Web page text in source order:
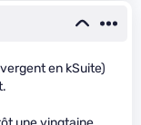
en kSuite)